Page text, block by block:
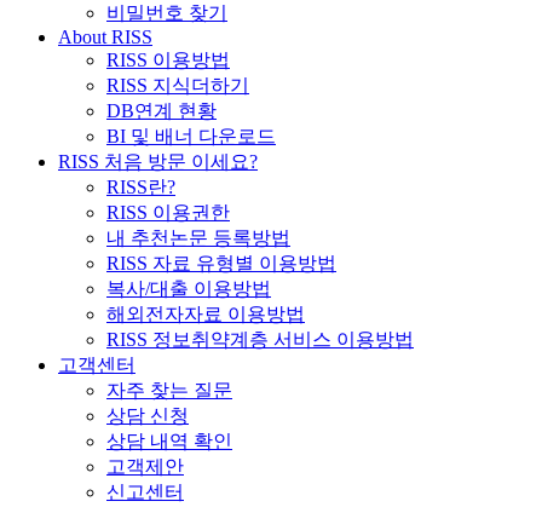
비밀번호 찾기
About RISS
RISS 이용방법
RISS 지식더하기
DB연계 현황
BI 및 배너 다운로드
RISS 처음 방문 이세요?
RISS란?
RISS 이용권한
내 추천논문 등록방법
RISS 자료 유형별 이용방법
복사/대출 이용방법
해외전자자료 이용방법
RISS 정보취약계층 서비스 이용방법
고객센터
자주 찾는 질문
상담 신청
상담 내역 확인
고객제안
신고센터